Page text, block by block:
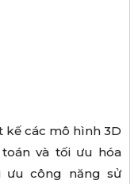
kế các mô hình 3D
và tối ưu hóa
ưu công năng sử